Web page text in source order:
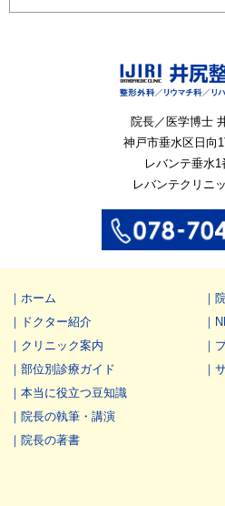
院長／医学博士
神戸市垂水区日向
レバンテ垂水1
レバンテクリニ
ホーム
ドクター紹介
クリニック案内
部位別診療ガイド
本当に役立つ豆知識
院長の執筆・講演
院長の著書